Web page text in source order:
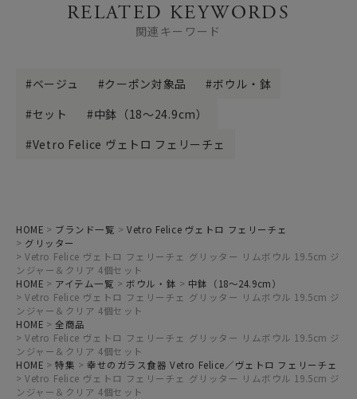
RELATED KEYWORDS
関連キーワード
ベージュ クーポン対象品
ボウル・鉢
セット
中鉢（18～24.9cm）
Vetro Felice ヴェトロ フェリーチェ
HOME ブランド一覧
Vetro Felice ヴェトロ フェリーチェ
グリッター
Vetro Felice ヴェトロ フェリーチェ グリッター リムボウル 19.5cm ジ
ンジャー＆クリア 4個セット
HOME
アイテム一覧 ボウル・鉢
中鉢（18～24.9cm）
Vetro Felice ヴェトロ フェリーチェ グリッター リムボウル 19.5cm ジ
ンジャー＆クリア 4個セット
HOME
全商品
Vetro Felice ヴェトロ フェリーチェ グリッター リムボウル 19.5cm ジ
ンジャー＆クリア 4個セット
HOME
特集
幸せのガラス食器 Vetro Felice／ヴェトロ フェリーチェ
Vetro Felice ヴェトロ フェリーチェ グリッター リムボウル 19.5cm ジ
ンジャー＆クリア 4個セット